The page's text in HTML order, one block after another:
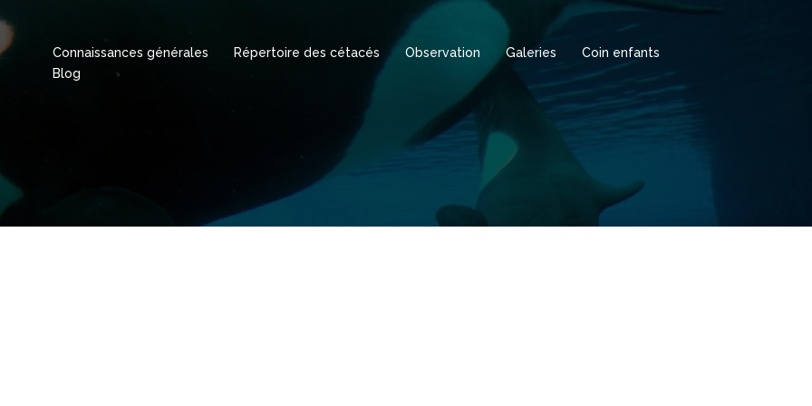
Connaissances générales Répertoire des cétacés Observation Galeries
Coin enfants
Blog